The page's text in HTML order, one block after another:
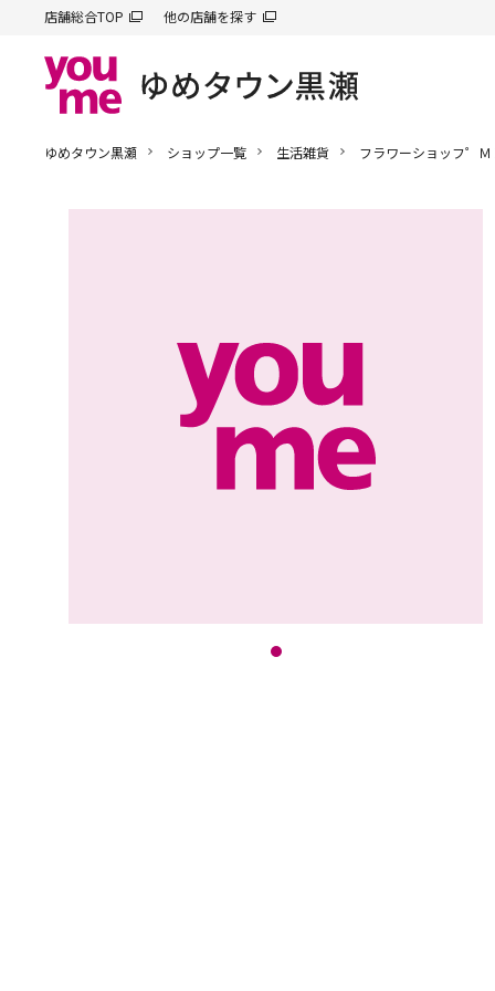
店舗総合TOP 他の店舗を探す
ゆめタウン黒瀬 ショップ一覧 生活雑貨 フラワーショッフ゜